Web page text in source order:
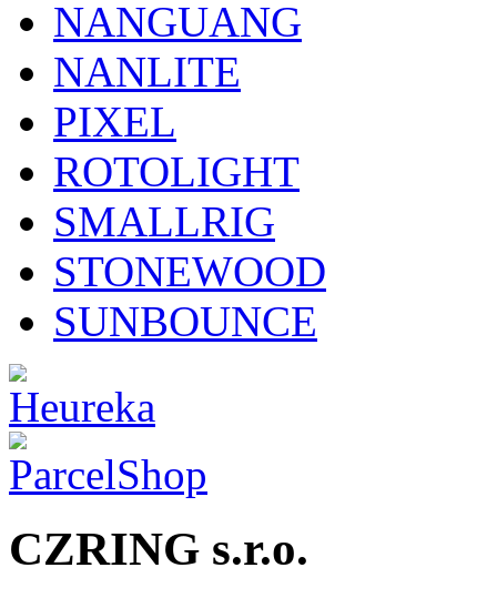
NANGUANG
NANLITE
PIXEL
ROTOLIGHT
SMALLRIG
STONEWOOD
SUNBOUNCE
CZRING s.r.o.